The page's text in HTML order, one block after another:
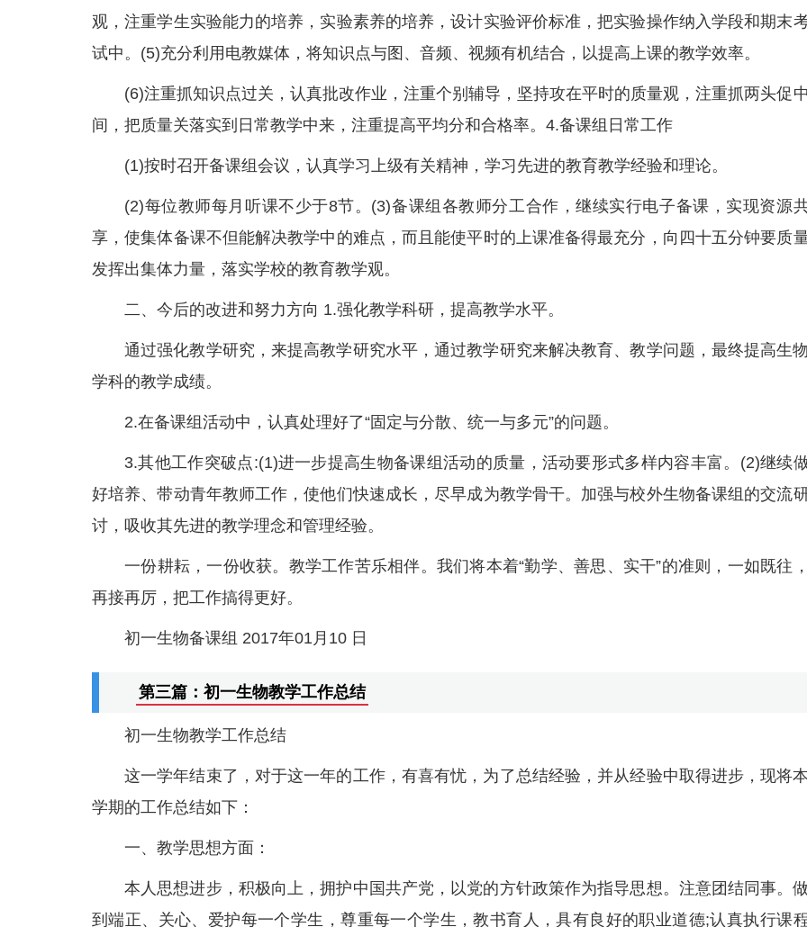
观，注重学生实验能力的培养，实验素养的培养，设计实验评价标准，把实验操作纳入学段和期末
试中。(5)充分利用电教媒体，将知识点与图、音频、视频有机结合，以提高上课的教学效率。
(6)注重抓知识点过关，认真批改作业，注重个别辅导，坚持攻在平时的质量观，注重抓两头促中
间，把质量关落实到日常教学中来，注重提高平均分和合格率。4.备课组日常工作
(1)按时召开备课组会议，认真学习上级有关精神，学习先进的教育教学经验和理论。
(2)每位教师每月听课不少于8节。(3)备课组各教师分工合作，继续实行电子备课，实现资源
享，使集体备课不但能解决教学中的难点，而且能使平时的上课准备得最充分，向四十五分钟要质
发挥出集体力量，落实学校的教育教学观。
二、今后的改进和努力方向 1.强化教学科研，提高教学水平。
通过强化教学研究，来提高教学研究水平，通过教学研究来解决教育、教学问题，最终提高生物
学科的教学成绩。
2.在备课组活动中，认真处理好了“固定与分散、统一与多元”的问题。
3.其他工作突破点:(1)进一步提高生物备课组活动的质量，活动要形式多样内容丰富。(2)继续
好培养、带动青年教师工作，使他们快速成长，尽早成为教学骨干。加强与校外生物备课组的交流
讨，吸收其先进的教学理念和管理经验。
一份耕耘，一份收获。教学工作苦乐相伴。我们将本着“勤学、善思、实干”的准则，一如既往，
再接再厉，把工作搞得更好。
初一生物备课组 2017年01月10 日
第三篇：初一生物教学工作总结
初一生物教学工作总结
这一学年结束了，对于这一年的工作，有喜有忧，为了总结经验，并从经验中取得进步，现将本
学期的工作总结如下：
一、教学思想方面：
本人思想进步，积极向上，拥护中国共产党，以党的方针政策作为指导思想。注意团结同事。做
到端正、关心、爱护每一个学生，尊重每一个学生，教书育人，具有良好的职业道德;认真执行课